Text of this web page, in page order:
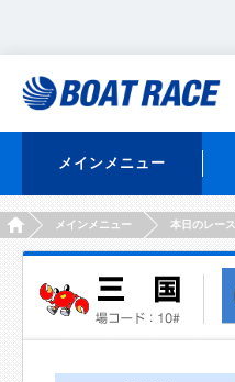
メインメニュー
HOMEメインメニュー 本日のレース